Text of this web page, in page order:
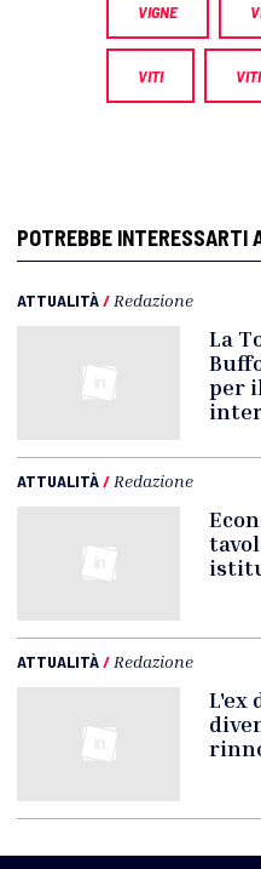
VIGNE
VITI
POTREBBE INTERESSARTI
ATTUALITÀ/ Redazione
La
per
ATTUALITÀ/ Redazione
ATTUALITÀ/ Redazione
L'ex